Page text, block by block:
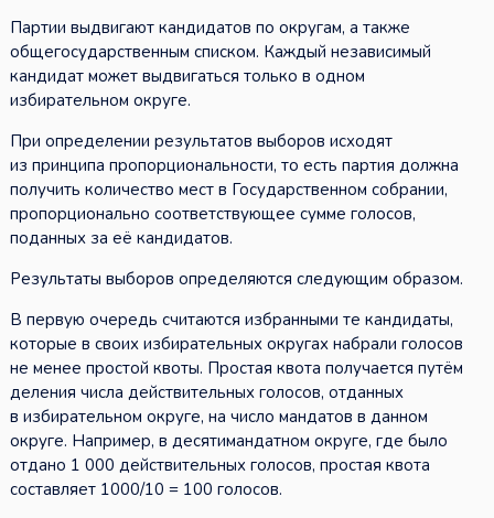
Партии выдвигают кандидатов по округам, а также
общегосударственным списком. Каждый независимый
кандидат может выдвигаться только в одном
избирательном округе.
При определении результатов выборов исходят
из принципа пропорциональности, то есть партия должна
получить количество мест в Государственном собрании,
пропорционально соответствующее сумме голосов,
поданных за её кандидатов.
Результаты выборов определяются следующим образом.
В первую очередь считаются избранными те кандидаты,
которые в своих избирательных округах набрали голосов
не менее простой квоты. Простая квота получается путём
деления числа действительных голосов, отданных
в избирательном округе, на число мандатов в данном
округе. Например, в десятимандатном округе, где было
отдано 1 000 действительных голосов, простая квота
составляет 1000/10 = 100 голосов.